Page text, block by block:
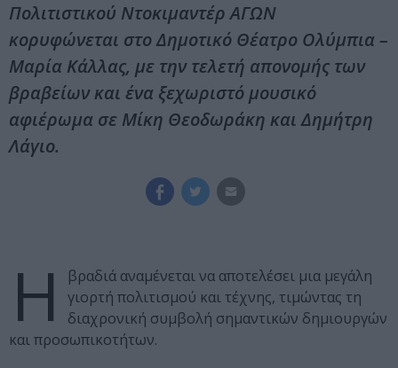
Πολιτιστικού Ντοκιμαντέρ ΑΓΩΝ
κορυφώνεται στο Δημοτικό Θέατρο Ολύμπια –
Μαρία Κάλλας, με την τελετή απονομής των
βραβείων και ένα ξεχωριστό μουσικό
αφιέρωμα σε Μίκη Θεοδωράκη και Δημήτρη
Λάγιο.
Η
βραδιά αναμένεται να αποτελέσει μια μεγάλη
γιορτή πολιτισμού και τέχνης, τιμώντας τη
διαχρονική συμβολή σημαντικών δημιουργών
και προσωπικοτήτων.